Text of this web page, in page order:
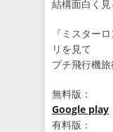
結構面白く見
『ミスター
リを見て
プチ飛行機旅
無料版：
Google play
有料版：